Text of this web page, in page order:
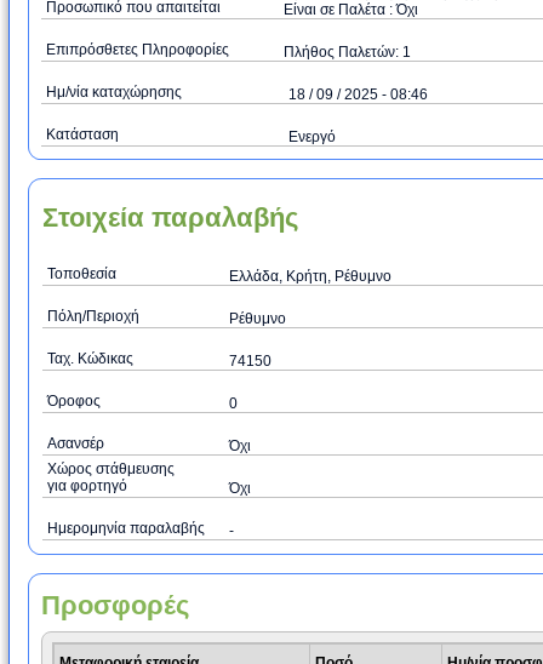
Προσωπικό που απαιτείται
Είναι σε Παλέτα : Όχι
Επιπρόσθετες Πληροφορίες Πλήθος Παλετών: 1
Ημ/νία καταχώρησης 18 / 09 / 2025 - 08:46
Κατάσταση Ενεργό
Στοιχεία παραλαβής
Τοποθεσία Ελλάδα, Κρήτη, Ρέθυμνο
Πόλη/Περιοχή Ρέθυμνο
Ταχ. Κώδικας 74150
Όροφος 0
Ασανσέρ
Όχι
Χώρος στάθμευσης
για φορτηγό
Όχι
Ημερομηνία παραλαβής -
Προσφορές